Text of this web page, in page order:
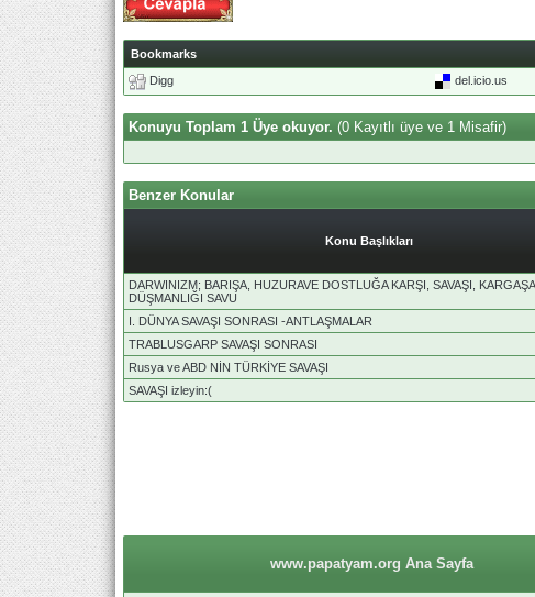
Bookmarks
Digg
del.icio.us
Konuyu Toplam 1 Üye okuyor. (0 Kayıtlı üye ve 1 Misafir)
Benzer Konular
Konu Başlıkları
DARWINIZM; BARIŞA, HUZURAVE DOSTLUĞA KARŞI, SAVAŞI,
DÜŞMANLIĞI SAVU
I. DÜNYA SAVAŞI SONRASI -ANTLAŞMALAR
TRABLUSGARP SAVAŞI SONRASI
Rusya ve ABD NİN TÜRKİYE SAVAŞI
SAVAŞI izleyin:(
www.papatyam.org Ana Sayfa